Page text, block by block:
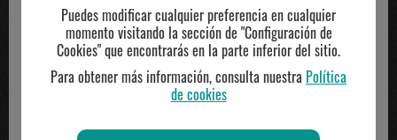
Puedes modificar cualquier preferencia en cualquier
momento visitando la sección de "Configuración de
Cookies" que encontrarás en la parte inferior del sitio.
Para obtener más información, consulta nuestra Política
de cookies